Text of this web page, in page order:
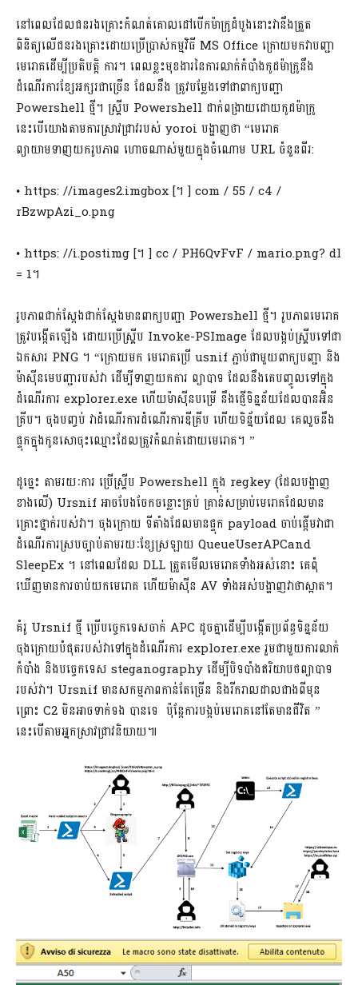
នៅពេលដែលជនរងគ្រោះកំណត់គោលដៅបើកម៉ាក្រូដំបូងនោះវានឹងត្រួត
ពិនិត្យលើជនរងគ្រោះដោយប្រើប្រាស់កម្មវិធី MS Office ក្រោយមកវាបញ្ជា
មេរោគដើម្បីប្រតិបត្តិ ការ។ ពេលខ្លះមុខងារនៃការលាក់កំបាំងកូដម៉ាក្រូនឹង
ដំណើរការខ្សែអក្សរជាច្រើន ដែលនឹង ត្រូវបម្លែងទៅជាពាក្យបញ្ជា
Powershell ថ្មី។ ស្គ្រីប Powershell ដាក់ពង្រាយដោយកូដម៉ាក្រូ
នេះបើយោងតាមការស្រាវជ្រាវរបស់ yoroi បង្ហាញថា “មេរោគ
ព្យាយាមទាញយករូបភាព ហោចណាស់មួយក្នុងចំណោម URL ចំនួនពីរ:
• https: //images2.imgbox [។ ] com / 55 / c4 /
rBzwpAzi_o.png
• https: //i.postimg [។ ] cc / PH6QvFvF / mario.png? dl
= 1។
រូបភាពជាក់​ស្ដែងជាក់ស្តែងមានពាក្យបញ្ជា Powershell ថ្មី។ រូបភាពមេរោគ
ត្រូវបង្កើតឡើង ដោយប្រើស្គ្រីប Invoke-PSImage ដែលបង្កប់ស្គ្រីបទៅជា
ឯកសារ PNG ។ “ក្រោយមក មេរោគប្រើ usnif ភ្ជាប់ជាមួយពាក្យបញ្ជា និង
ម៉ាស៊ីនមេបញ្ជារបស់វា ដើម្បីទាញយកការ ព្យាបាទ ដែលនឹងគេបញ្ចូលទៅក្នុង
ដំណើរការ explorer.exe ហើយម៉ាស៊ីនបម្រើ នឹងផ្ញើ​ទិន្នន័យ​ដែលបានអ៊ិន
គ្រីប។ ចុងបញ្ចប់ វាដំណើរការដំណើរការឌីគ្រីប ហើយទិន្ន័យដែល គេលួចនឹង
ផ្ទុកក្នុងកូនសោចុះឈ្មោះដែលត្រូវកំណត់ដោយមេរោគ។ ”
ដូច្នេះ តាមរយៈការ ប្រើស្គ្រីប Powershell ក្នុង regkey (ដែលបង្ហាញ
ខាងលើ) Ursnif អាចបែងចែកចន្លោះគ្រប់ គ្រាន់សម្រាប់មេរោគដែលមាន
គ្រោះថ្នាក់របស់វា។ ចុងក្រោយ ទីតាំងដែលមានផ្ទុក payload ចាប់ផ្តើមវាជា
ដំណើរការស្របច្បាប់តាមរយៈខ្សែស្រឡាយ QueueUserAPCand
SleepEx ។ នៅពេលដែល DLL ត្រួតមើលមេរោគទាំងអស់នោះ គេពុំ
ឃើញមានការចាប់យកមេរោគ ហើយម៉ាស៊ីន AV ទាំងអស់បង្ហាញវាថាស្អាត។
គំរូ Ursnif ថ្មី ប្រើបច្ចេកទេសចាក់ APC ដូចគ្នាដើម្បីបង្កើតប្រព័ន្ធទិន្នន័យ
ចុងក្រោយបំផុតរបស់វាទៅក្នុងដំណើរការ explorer.exe រួមជាមួយការលាក់
កំបាំង និងបច្ចេកទេស steganography ដើម្បីបិទបាំងឥរិយាបថព្យាបាទ
របស់វា។ Ursnif មានសកម្មភាពកាន់តែច្រើន និងរីករាលដាលជាងពីមុន
ព្រោះ C2 មិនអាចទាក់ទង បានទេ ប៉ុន្តែការបង្កប់មេរោគនៅតែមានជីវិត ”
នេះបើតាមអ្នកស្រាវជ្រាវនិយាយ៕